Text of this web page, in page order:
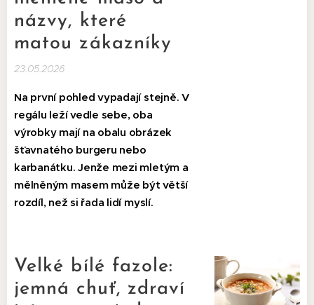
názvy, které
matou zákazníky
23.05.2026
Na první pohled vypadají stejně. V
regálu leží vedle sebe, oba
výrobky mají na obalu obrázek
šťavnatého burgeru nebo
karbanátku. Jenže mezi mletým a
mělněným masem může být větší
rozdíl, než si řada lidí myslí.
Velké bílé fazole:
jemná chuť, zdraví